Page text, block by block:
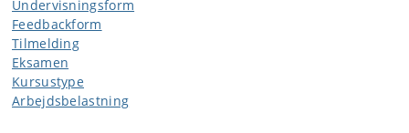
Undervisningsform
Feedbackform
Tilmelding
Eksamen
Kursustype
Arbejdsbelastning